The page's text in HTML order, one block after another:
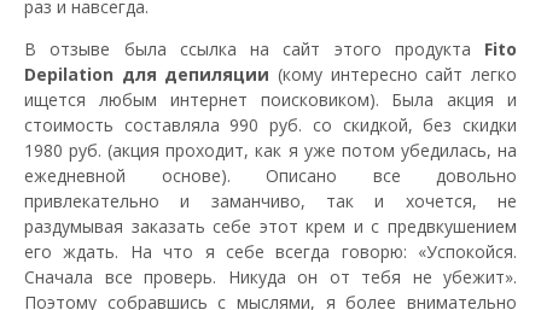
раз и навсегда.
В отзыве была ссылка на сайт этого продукта Fito
Depilation для депиляции (кому интересно сайт легко
ищется любым интернет поисковиком). Была акция и
стоимость составляла 990 руб. со скидкой, без скидки
1980 руб. (акция проходит, как я уже потом убедилась, на
ежедневной основе). Описано все довольно
привлекательно и заманчиво, так и хочется, не
раздумывая заказать себе этот крем и с предвкушением
его ждать. На что я себе всегда говорю: «Успокойся.
Сначала все проверь. Никуда он от тебя не убежит».
Поэтому собравшись с мыслями, я более внимательно